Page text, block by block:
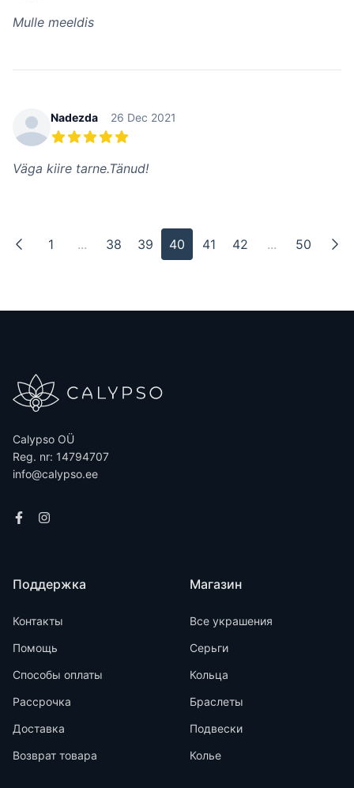
Mulle meeldis
Nadezda 26 Dec 2021
Väga kiire tarne.Tänud!
1 ... 38 39 40 41 42 ... 50
Calypso OÜ
Reg. nr: 14794707
info@calypso.ee
Поддержка
Контакты
Помощь
Способы оплаты
Рассрочка
Доставка
Возврат товара
Магазин
Все украшения
Серьги
Кольца
Браслеты
Подвески
Колье